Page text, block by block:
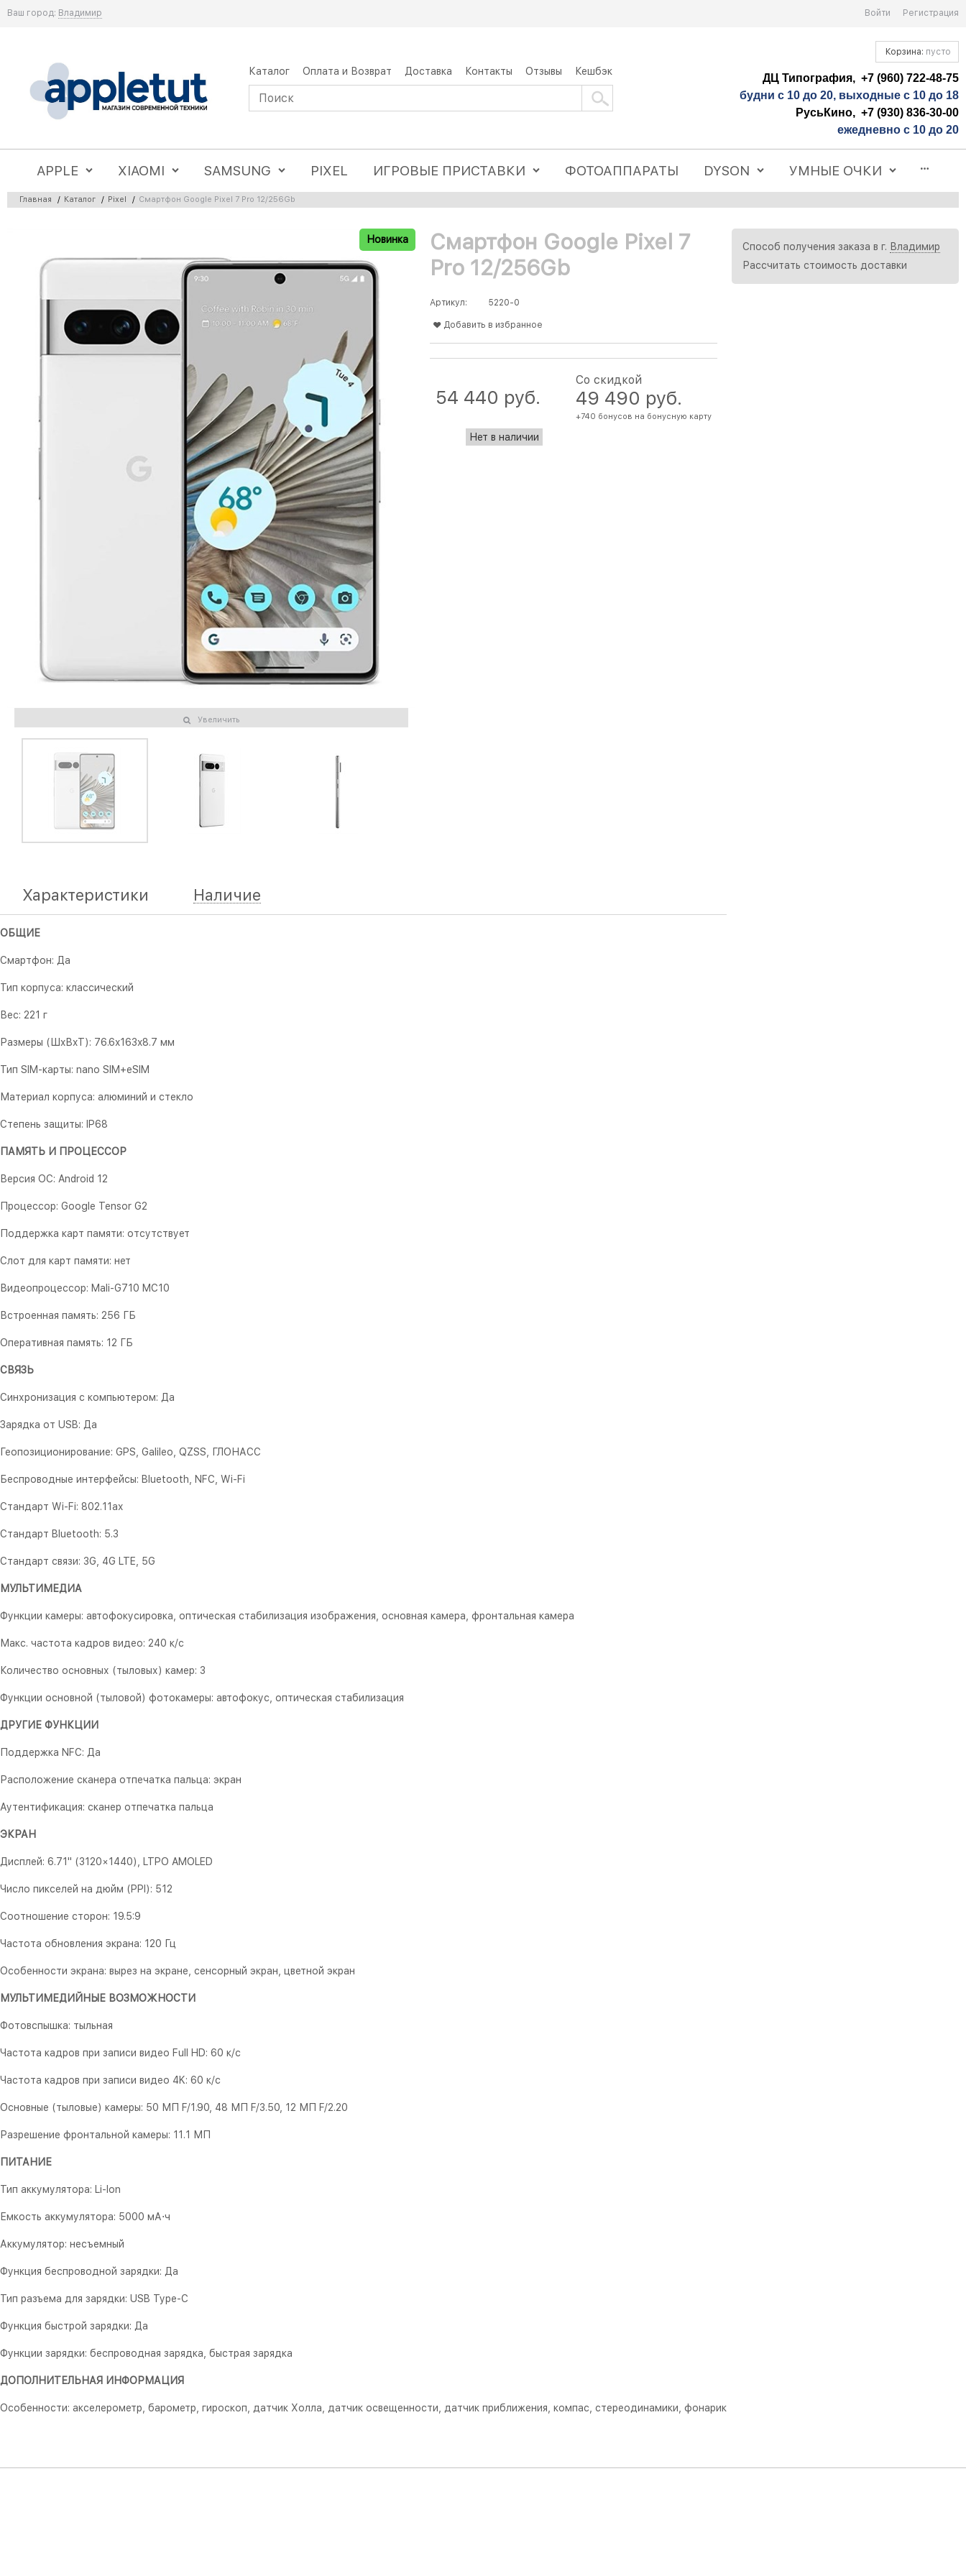
Ваш город: Владимир Войти Регистрация
Каталог Оплата и Возврат Доставка Контакты Отзывы Кешбэк
Корзина: пусто
ДЦ Типография, +7 (960) 722-48-75
будни с 10 до 20, выходные с 10 до 18
РусьКино, +7 (930) 836-30-00
ежедневно с 10 до 20
APPLE XIAOMI SAMSUNG PIXEL ИГРОВЫЕ ПРИСТАВКИ ФОТОАППАРАТЫ DYSON УМНЫЕ ОЧКИ
Главная / Каталог / Pixel / Смартфон Google Pixel 7 Pro 12/256Gb
Новинка
Увеличить
Смартфон Google Pixel 7
Pro 12/256Gb
Артикул: 5220-0
Добавить в избранное
49 490 руб.
+740 бонусов на бонусную карту
Со скидкой
54 440 руб.
Нет в наличии
Способ получения заказа в г. Владимир
Рассчитать стоимость доставки
Характеристики Наличие
ОБЩИЕ
Смартфон: Да
Тип корпуса: классический
Вес: 221 г
Размеры (ШxВxТ): 76.6x163x8.7 мм
Тип SIM-карты: nano SIM+eSIM
Материал корпуса: алюминий и стекло
Степень защиты: IP68
ПАМЯТЬ И ПРОЦЕССОР
Версия ОС: Android 12
Процессор: Google Tensor G2
Поддержка карт памяти: отсутствует
Слот для карт памяти: нет
Видеопроцессор: Mali-G710 MC10
Встроенная память: 256 ГБ
Оперативная память: 12 ГБ
СВЯЗЬ
Синхронизация с компьютером: Да
Зарядка от USB: Да
Геопозиционирование: GPS, Galileo, QZSS, ГЛОНАСС
Беспроводные интерфейсы: Bluetooth, NFC, Wi-Fi
Стандарт Wi-Fi: 802.11ax
Стандарт Bluetooth: 5.3
Стандарт связи: 3G, 4G LTE, 5G
МУЛЬТИМЕДИА
Функции камеры: автофокусировка, оптическая стабилизация изображения, основная камера, фронтальная камера
Макс. частота кадров видео: 240 к/с
Количество основных (тыловых) камер: 3
Функции основной (тыловой) фотокамеры: автофокус, оптическая стабилизация
ДРУГИЕ ФУНКЦИИ
Поддержка NFC: Да
Расположение сканера отпечатка пальца: экран
Аутентификация: сканер отпечатка пальца
ЭКРАН
Дисплей: 6.71" (3120×1440), LTPO AMOLED
Число пикселей на дюйм (PPI): 512
Соотношение сторон: 19.5:9
Частота обновления экрана: 120 Гц
Особенности экрана: вырез на экране, сенсорный экран, цветной экран
МУЛЬТИМЕДИЙНЫЕ ВОЗМОЖНОСТИ
Фотовспышка: тыльная
Частота кадров при записи видео Full HD: 60 к/c
Частота кадров при записи видео 4K: 60 к/c
Основные (тыловые) камеры: 50 МП F/1.90, 48 МП F/3.50, 12 МП F/2.20
Разрешение фронтальной камеры: 11.1 МП
ПИТАНИЕ
Тип аккумулятора: Li-Ion
Емкость аккумулятора: 5000 мА⋅ч
Аккумулятор: несъемный
Функция беспроводной зарядки: Да
Тип разъема для зарядки: USB Type-C
Функция быстрой зарядки: Да
Функции зарядки: беспроводная зарядка, быстрая зарядка
ДОПОЛНИТЕЛЬНАЯ ИНФОРМАЦИЯ
Особенности: акселерометр, барометр, гироскоп, датчик Холла, датчик освещенности, датчик приближения, компас, стереодинамики, фонарик